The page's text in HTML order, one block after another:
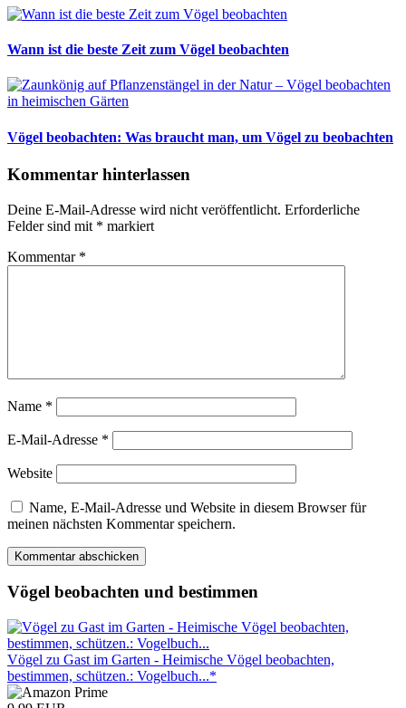
Wann ist die beste Zeit zum Vögel beobachten
Vögel beobachten: Was braucht man, um Vögel zu beobachten
Kommentar hinterlassen
Deine E-Mail-Adresse wird nicht veröffentlicht. Erforderliche
Felder sind mit * markiert
Kommentar *
Name *
E-Mail-Adresse *
Website
Name, E-Mail-Adresse und Website in diesem Browser für
meinen nächsten Kommentar speichern.
Vögel beobachten und bestimmen
Vögel zu Gast im Garten - Heimische Vögel beobachten,
bestimmen, schützen.: Vogelbuch...*